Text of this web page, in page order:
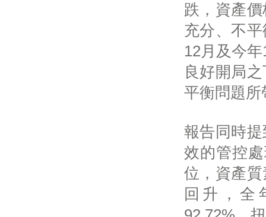
跌，資產
充分、不
12月及今
良好開局
平衡問題
報告同時
效的管控
位，資產
回升，全